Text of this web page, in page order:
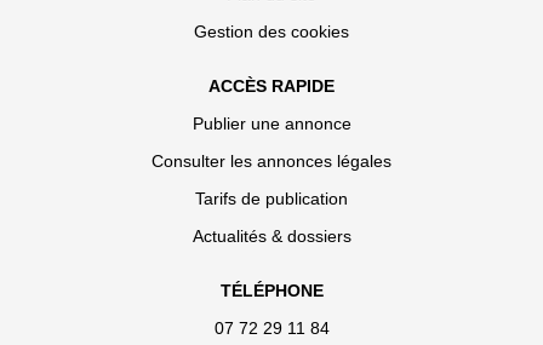
Gestion des cookies
ACCÈS RAPIDE
Publier une annonce
Consulter les annonces légales
Tarifs de publication
Actualités & dossiers
TÉLÉPHONE
07 72 29 11 84